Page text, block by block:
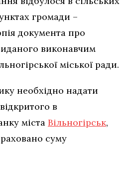
громади –
документа про
виконавчим
міської ради.
необхідно надати
в
міста Вільногірськ,
суму